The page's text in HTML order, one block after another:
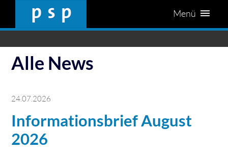
Menü
Alle News
24.07.2026
Informationsbrief August
2026